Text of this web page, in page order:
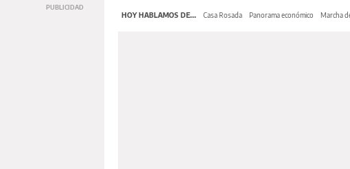
HOY HABLAMOS DE... Casa Rosada Panorama económico Marcha